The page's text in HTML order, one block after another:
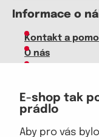
E-shop tak
prádlo
Aby pro vás
Informace o
Kontakt a
O nás
Velkoobchod
Vrácení zboží,
Obchodní